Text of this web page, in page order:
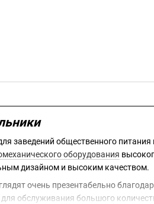
заведений общественного
оборудования
дизайном и высоким качеством.
очень презентабельно
обслуживания большого